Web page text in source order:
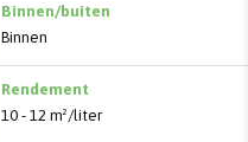
Binnen/buiten
Binnen
Rendement
10 - 12 m²/liter